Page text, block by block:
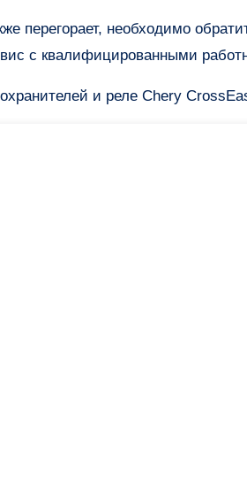
перегорает, необходимо
с квалифицированными
и реле Chery